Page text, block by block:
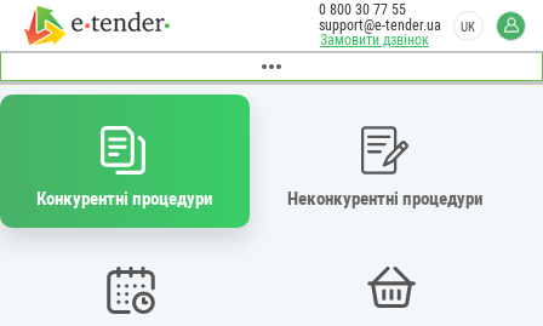
Замовити дзвінок
0 800 30 77 55
support@e-tender.ua
UK
Конкурентні процедури Неконкурентні процедури